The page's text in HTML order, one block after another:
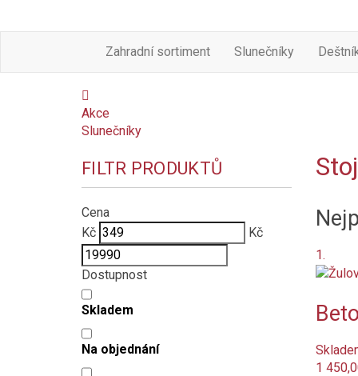
Zahradní sortiment Slunečníky
Akce
Slunečníky
FILTR PRODUKTŮ
Cena
Kč
Kč
Dostupnost
Skladem
Na objednání
1.
1